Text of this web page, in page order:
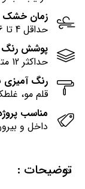
زمان
حداقل 4 تا 6 ساعت
پوشش رنگ
حداکثر 12 متر مکعب در لیتر
رنگ آمیزی
قلم مو،
مناسب
داخل و
توضیحات :